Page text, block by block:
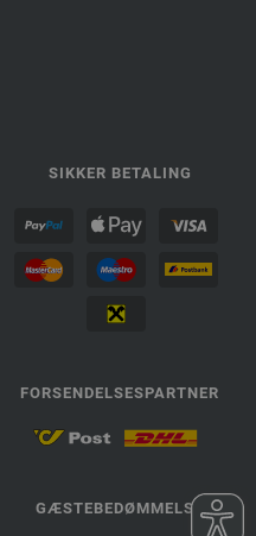
SIKKER BETALING
FORSENDELSESPARTNER
GÆSTEBEDØMMELSE